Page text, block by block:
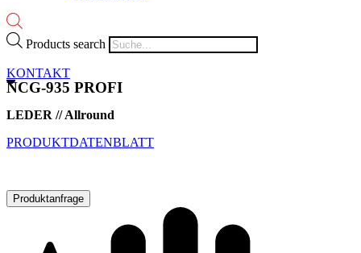
Products search
KONTAKT
NCG-935 PROFI
LEDER // Allround
PRODUKTDATENBLATT
Produktanfrage